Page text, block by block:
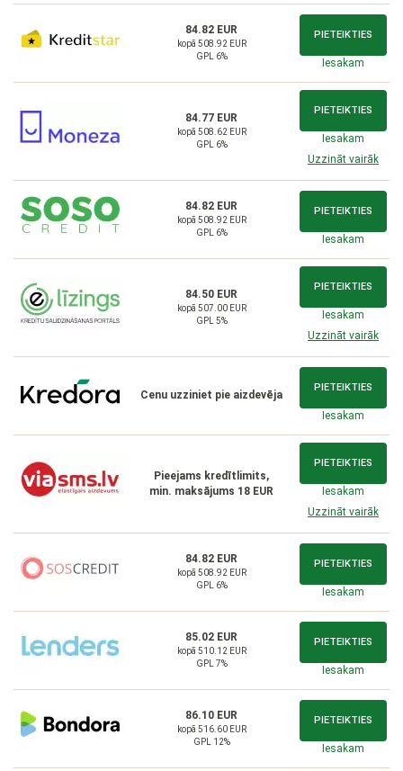
84.82 EUR
kopā 508.92 EUR
GPL 6%
PIETEIKTIES
Iesakam
84.77 EUR
kopā 508.62 EUR
GPL 6%
PIETEIKTIES
Iesakam
Uzzināt vairāk
84.82 EUR
kopā 508.92 EUR
GPL 6%
PIETEIKTIES
Iesakam
84.50 EUR
kopā 507.00 EUR
GPL 5%
PIETEIKTIES
Iesakam
Uzzināt vairāk
Cenu uzziniet pie aizdevēja
PIETEIKTIES
Iesakam
Pieejams kredītlimits,
min. maksājums 18 EUR
PIETEIKTIES
Iesakam
Uzzināt vairāk
84.82 EUR
kopā 508.92 EUR
GPL 6%
PIETEIKTIES
Iesakam
85.02 EUR
kopā 510.12 EUR
GPL 7%
PIETEIKTIES
Iesakam
86.10 EUR
kopā 516.60 EUR
GPL 12%
PIETEIKTIES
Iesakam